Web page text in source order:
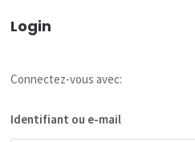
Login
Connectez-vous avec:
Identifiant ou e-mail